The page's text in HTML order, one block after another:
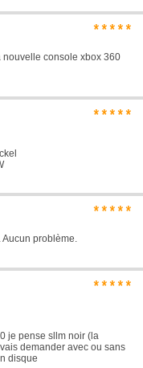
*****
nouvelle console xbox 360
*****
*****
Aucun problème.
*****
je pense sllm noir (la
demander avec ou sans
disque